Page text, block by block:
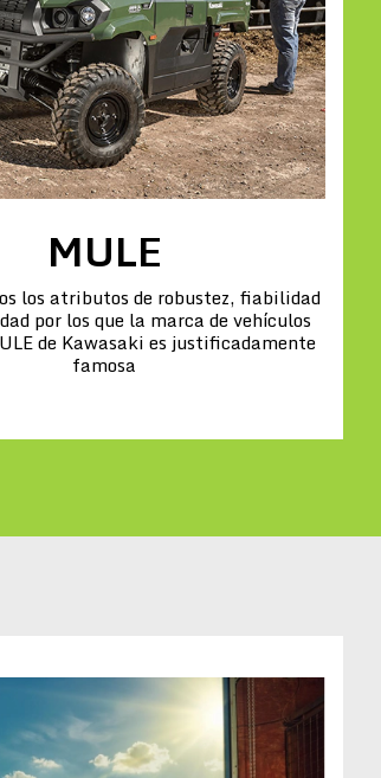
MULE
los atributos de robustez, fiabilidad
por los que la marca de vehículos
de Kawasaki es justificadamente
famosa